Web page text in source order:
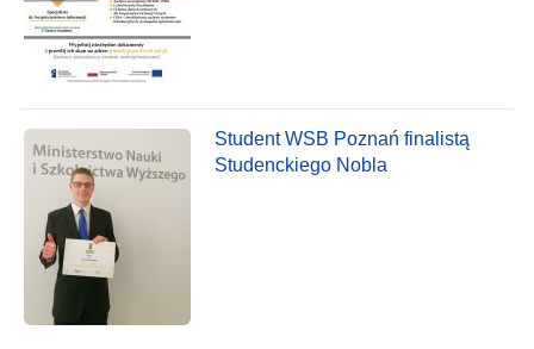
Student WSB Poznań finalistą
Studenckiego Nobla